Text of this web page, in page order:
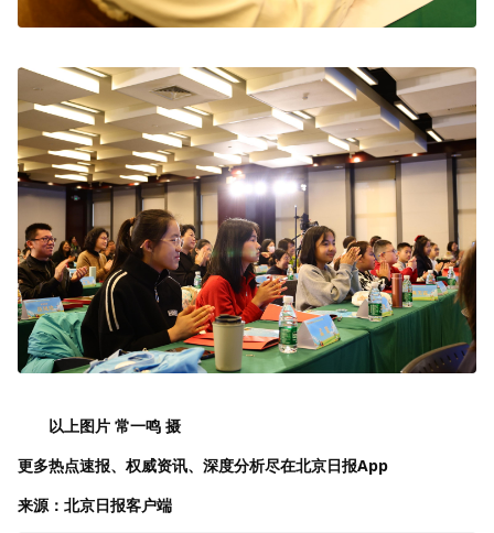
以上图片 常一鸣 摄
更多热点速报、权威资讯、深度分析尽在北京日报App
来源：北京日报客户端